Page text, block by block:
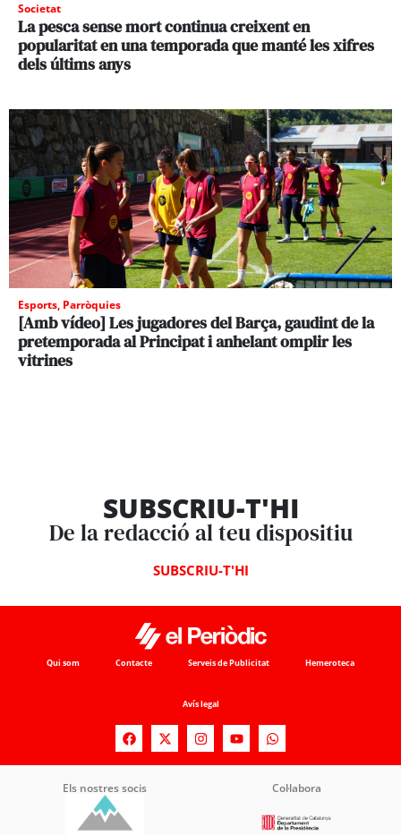
Societat
La pesca sense mort continua creixent en
popularitat en una temporada que manté les xifres
dels últims anys
Esports, Parròquies
[Amb vídeo] Les jugadores del Barça, gaudint de la
pretemporada al Principat i anhelant omplir les
vitrines
SUBSCRIU-T'HI
De la redacció al teu dispositiu
SUBSCRIU-T'HI
Qui som Contacte Serveis de Publicitat Hemeroteca
Avís legal
Els nostres socis Col·labora